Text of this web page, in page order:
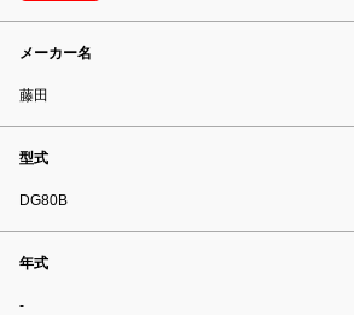
メーカー名
藤田
型式
DG80B
年式
-